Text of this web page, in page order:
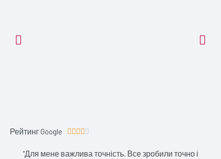
Рейтинг Google 
1
"Для мене важлива точність. Все зробили точно і